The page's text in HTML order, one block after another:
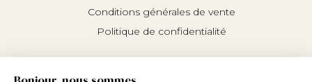
Conditions générales de vente
Politique de confidentialité